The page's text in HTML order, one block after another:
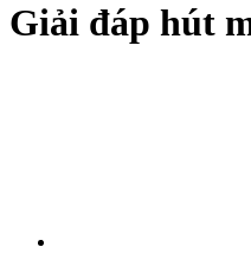
Giải đáp hút